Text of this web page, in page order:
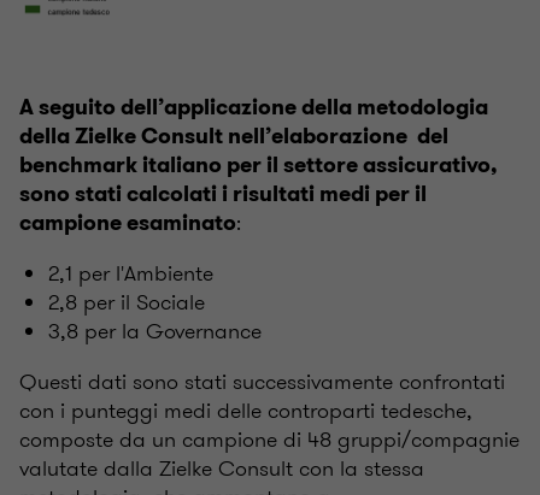
A seguito dell’applicazione della metodologia
della Zielke Consult nell’elaborazione del
benchmark italiano per il settore assicurativo,
sono stati calcolati i risultati medi per il
campione esaminato:
2,1 per l'Ambiente
2,8 per il Sociale
3,8 per la Governance
Questi dati sono stati successivamente confrontati
con i punteggi medi delle controparti tedesche,
composte da un campione di 48 gruppi/compagnie
valutate dalla Zielke Consult con la stessa